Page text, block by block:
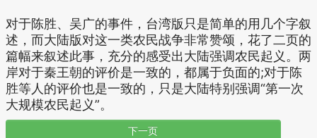
对于陈胜、吴广的事件，台湾版只是简单的用几个字叙
述，而大陆版对这一类农民战争非常赞颂，花了二页的
篇幅来叙述此事，充分的感受出大陆强调农民起义。两
岸对于秦王朝的评价是一致的，都属于负面的;对于陈
胜等人的评价也是一致的，只是大陆特别强调“第一次
大规模农民起义”。
下一页